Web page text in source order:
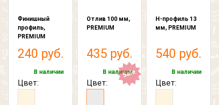
Финишный
профиль,
PREMIUM
240 руб.
В наличии
Цвет:
Отлив 100 мм,
PREMIUM
435 руб.
В наличии
Цвет:
Н-профиль 13
мм, PREMIUM
540 руб.
В наличии
Цвет: